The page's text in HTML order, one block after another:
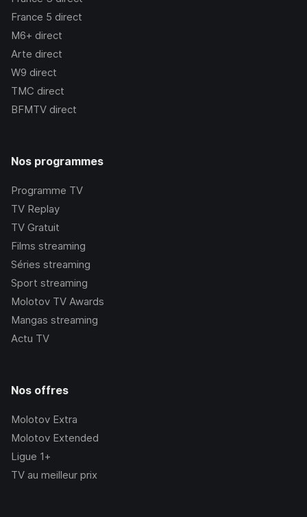
France 5 direct
M6+ direct
Arte direct
W9 direct
TMC direct
BFMTV direct
Nos programmes
Programme TV
TV Replay
TV Gratuit
Films streaming
Séries streaming
Sport streaming
Molotov TV Awards
Mangas streaming
Actu TV
Nos offres
Molotov Extra
Molotov Extended
Ligue 1+
TV au meilleur prix